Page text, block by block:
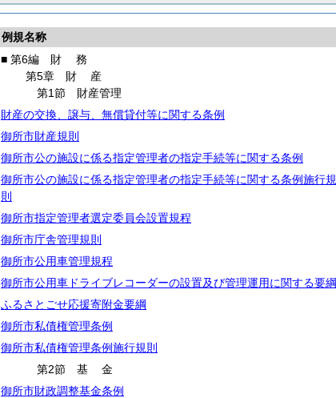
例規名称
■ 第6編 財 務
第5章 財 産
第1節 財産管理
財産の交換、譲与、無償貸付等に関する条例
御所市財産規則
御所市公の施設に係る指定管理者の指定手続等に関する条例
御所市公の施設に係る指定管理者の指定手続等に関する条例施行規
則
御所市指定管理者選定委員会設置規程
御所市庁舎管理規則
御所市公用車管理規程
御所市公用車ドライブレコーダーの設置及び管理運用に関する要綱
ふるさとごせ応援寄附金要綱
御所市私債権管理条例
御所市私債権管理条例施行規則
第2節 基金
御所市財政調整基金条例